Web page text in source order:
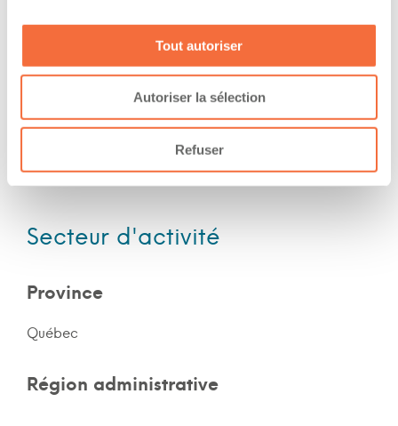
Tout autoriser
Autoriser la sélection
Refuser
Nombre d'années d'expériences 2 ans
Description de l’expérience professionnelle :
expérience dans les villes et régionales
Secteur d'activité
Province
Québec
Région administrative